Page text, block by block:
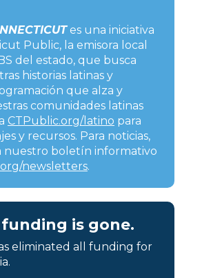
es una iniciativa
Public, la emisora local
del estado, que busca
historias latinas y
que alza y
comunidades latinas
CTPublic.org/latino para
y recursos. Para noticias,
nuestro boletín informativo
newsletters.
funding is gone.
eliminated all funding for